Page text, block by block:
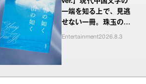
一端を知る上で、見逃
せない一冊。珠玉の編
が並ぶ『雪の如く山の
Entertainment2026.8.3